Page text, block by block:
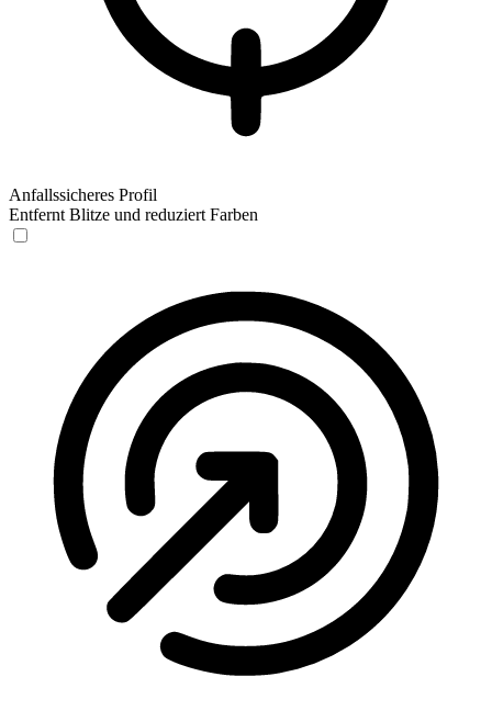
Anfallssicheres Profil
Entfernt Blitze und reduziert Farben